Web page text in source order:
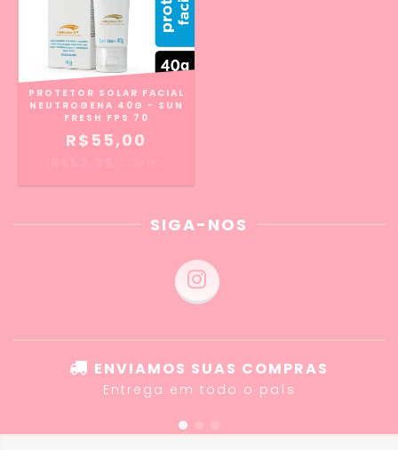
PROTETOR SOLAR FACIAL
NEUTROGENA 40G - SUN
FRESH FPS 70
R$55,00
SIGA-NOS
ENVIAMOS SUAS COMPRAS
Entrega em todo o país